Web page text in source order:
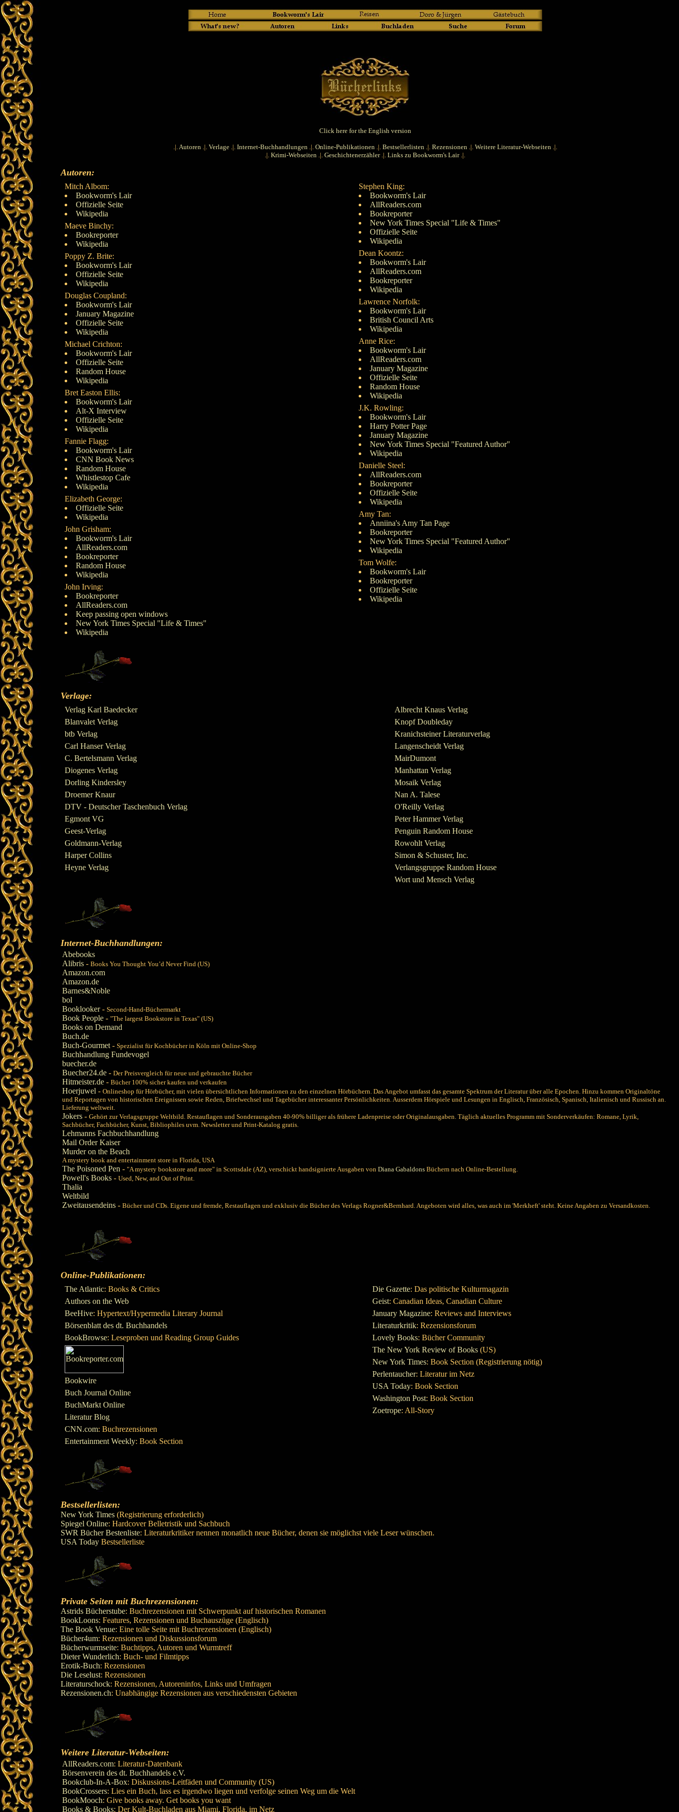
Click here for the English version
.|.Autoren.|. Verlage.|. Internet-Buchhandlungen .|. Online-Publikationen.|. Bestsellerlisten.|. Rezensionen.|. Weitere Literatur-Webseiten.|.
.|. Krimi-Webseiten .|. Geschichtenerzähler.|. Links zu Bookworm's Lair.|.
Autoren:
Mitch Albom:
Bookworm's Lair
Offizielle Seite
Wikipedia
Maeve Binchy:
Bookreporter
Wikipedia
Poppy Z. Brite:
Bookworm's Lair
Offizielle Seite
Wikipedia
Douglas Coupland:
Bookworm's Lair
January Magazine
Offizielle Seite
Wikipedia
Michael Crichton:
Bookworm's Lair
Offizielle Seite
Random House
Wikipedia
Bret Easton Ellis:
Bookworm's Lair
Alt-X Interview
Offizielle Seite
Wikipedia
Fannie Flagg:
Bookworm's Lair
CNN Book News
Random House
Whistlestop Cafe
Wikipedia
Elizabeth George:
Offizielle Seite
Wikipedia
John Grisham:
Bookworm's Lair
AllReaders.com
Bookreporter
Random House
Wikipedia
John Irving:
Bookreporter
AllReaders.com
Keep passing open windows
New York Times Special "Life & Times"
Wikipedia
Stephen King:
Bookworm's Lair
AllReaders.com
Bookreporter
New York Times Special "Life & Times"
Offizielle Seite
Wikipedia
Dean Koontz:
Bookworm's Lair
AllReaders.com
Bookreporter
Wikipedia
Lawrence Norfolk:
Bookworm's Lair
British Council Arts
Wikipedia
Anne Rice:
Bookworm's Lair
AllReaders.com
January Magazine
Offizielle Seite
Random House
Wikipedia
J.K. Rowling:
Bookworm's Lair
Harry Potter Page
January Magazine
New York Times Special "Featured Author"
Wikipedia
Danielle Steel:
AllReaders.com
Bookreporter
Offizielle Seite
Wikipedia
Amy Tan:
Anniina's Amy Tan Page
Bookreporter
New York Times Special "Featured Author"
Wikipedia
Tom Wolfe:
Bookworm's Lair
Bookreporter
Offizielle Seite
Wikipedia
Verlage:
Verlag Karl Baedecker
Blanvalet Verlag
btb Verlag
Carl Hanser Verlag
C. Bertelsmann Verlag
Diogenes Verlag
Dorling Kindersley
Droemer Knaur
DTV - Deutscher Taschenbuch Verlag
Egmont VG
Geest-Verlag
Goldmann-Verlag
Harper Collins
Heyne Verlag
Albrecht Knaus Verlag
Knopf Doubleday
Kranichsteiner Literaturverlag
Langenscheidt Verlag
MairDumont
Manhattan Verlag
Mosaik Verlag
Nan A. Talese
O'Reilly Verlag
Peter Hammer Verlag
Penguin Random House
Rowohlt Verlag
Simon & Schuster, Inc.
Verlangsgruppe Random House
Wort und Mensch Verlag
Internet-Buchhandlungen:
Abebooks
Alibris - Books You Thought You’d Never Find (US)
Amazon.com
Amazon.de
Barnes&Noble
bol
Booklooker- Second-Hand-Büchermarkt
Book People - "The largest Bookstore in Texas" (US)
Books on Demand
Buch.de
Buch-Gourmet - Spezialist für Kochbücher in Köln mit Online-Shop
Buchhandlung Fundevogel
buecher.de
Buecher24.de - Der Preisvergleich für neue und gebrauchte Bücher
Hitmeister.de - Bücher 100% sicher kaufen und verkaufen
Hoerjuwel - Onlineshop für Hörbücher, mit vielen übersichtlichen Informationen zu den einzelnen Hörbüchern. Das Angebot umfasst das gesamte Spektrum der Literatur über alle Epochen. Hinzu kommen Originaltöne
und Reportagen von historischen Ereignissen sowie Reden, Briefwechsel und Tagebücher interessanter Persönlichkeiten. Ausserdem Hörspiele und Lesungen in Englisch, Französisch, Spanisch, Italienisch und Russisch an.
Lieferung weltweit.
Jokers - Gehört zur Verlagsgruppe Weltbild. Restauflagen und Sonderausgaben 40-90% billiger als frühere Ladenpreise oder Originalausgaben. Täglich aktuelles Programm mit Sonderverkäufen: Romane, Lyrik,
Sachbücher, Fachbücher, Kunst, Bibliophiles uvm. Newsletter und Print-Katalog gratis.
Lehmanns Fachbuchhandlung
Mail Order Kaiser
Murder on the Beach
A mystery book and entertainment store in Florida, USA
The Poisoned Pen - "A mystery bookstore and more" in Scottsdale (AZ), verschickt handsignierte Ausgaben von Diana Gabaldons Büchern nach Online-Bestellung.
Powell's Books - Used, New, and Out of Print.
Thalia
Weltbild
Zweitausendeins - Bücher und CDs. Eigene und fremde, Restauflagen und exklusiv die Bücher des Verlags Rogner&Bernhard. Angeboten wird alles, was auch im 'Merkheft' steht. Keine Angaben zu Versandkosten.
Online-Publikationen:
The Atlantic: Books & Critics
Authors on the Web
BeeHive: Hypertext/Hypermedia Literary Journal
Börsenblatt des dt. Buchhandels
BookBrowse: Leseproben und Reading Group Guides
Bookwire
Buch Journal Online
BuchMarkt Online
Literatur Blog
CNN.com: Buchrezensionen
Entertainment Weekly: Book Section
Die Gazette: Das politische Kulturmagazin
Geist: Canadian Ideas, Canadian Culture
January Magazine: Reviews and Interviews
Literaturkritik: Rezensionsforum
Lovely Books: Bücher Community
The New York Review of Books (US)
New York Times: Book Section (Registrierung nötig)
Perlentaucher: Literatur im Netz
USA Today: Book Section
Washington Post: Book Section
Zoetrope: All-Story
Bestsellerlisten:
New York Times (Registrierung erforderlich)
Spiegel Online: Hardcover Belletristik und Sachbuch
SWR Bücher Bestenliste: Literaturkritiker nennen monatlich neue Bücher, denen sie möglichst viele Leser wünschen.
USA Today Bestsellerliste
Private Seiten mit Buchrezensionen:
Astrids Bücherstube: Buchrezensionen mit Schwerpunkt auf historischen Romanen
BookLoons: Features, Rezensionen und Buchauszüge (Englisch)
The Book Venue: Eine tolle Seite mit Buchrezensionen (Englisch)
Bücher4um: Rezensionen und Diskussionsforum
Bücherwurmseite: Buchtipps, Autoren und Wurmtreff
Dieter Wunderlich: Buch- und Filmtipps
Erotik-Buch: Rezensionen
Die Leselust: Rezensionen
Literaturschock: Rezensionen, Autoreninfos, Links und Umfragen
Rezensionen.ch: Unabhängige Rezensionen aus verschiedensten Gebieten
Weitere Literatur-Webseiten:
AllReaders.com: Literatur-Datenbank
Börsenverein des dt. Buchhandels e.V.
Bookclub-In-A-Box: Diskussions-Leitfäden und Community (US)
BookCrossers: Lies ein Buch, lass es irgendwo liegen und verfolge seinen Weg um die Welt
BookMooch: Give books away. Get books you want
Books & Books: Der Kult-Buchladen aus Miami, Florida, im Netz